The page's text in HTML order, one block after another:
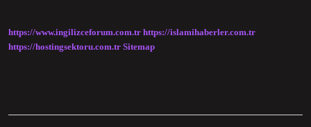
https://www.ingilizceforum.com.tr https://islamihaberler.com.tr
https://hostingsektoru.com.tr Sitemap